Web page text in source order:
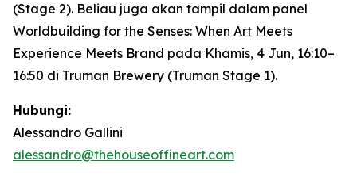
(Stage 2). Beliau juga akan tampil dalam panel
Worldbuilding for the Senses: When Art Meets
Experience Meets Brand pada Khamis, 4 Jun, 16:10–
16:50 di Truman Brewery (Truman Stage 1).
Hubungi:
Alessandro Gallini
alessandro@thehouseoffineart.com